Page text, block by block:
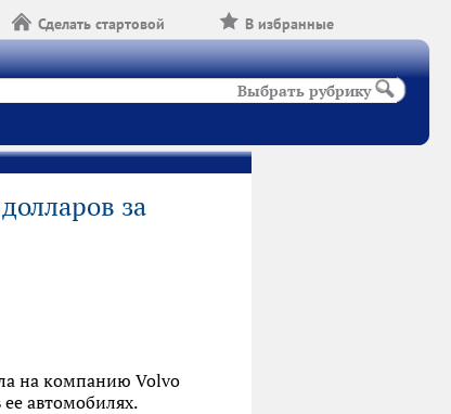
В избранные
Сделать стартовой
Выбрать рубрику
за
на компанию Volvo
автомобилях.